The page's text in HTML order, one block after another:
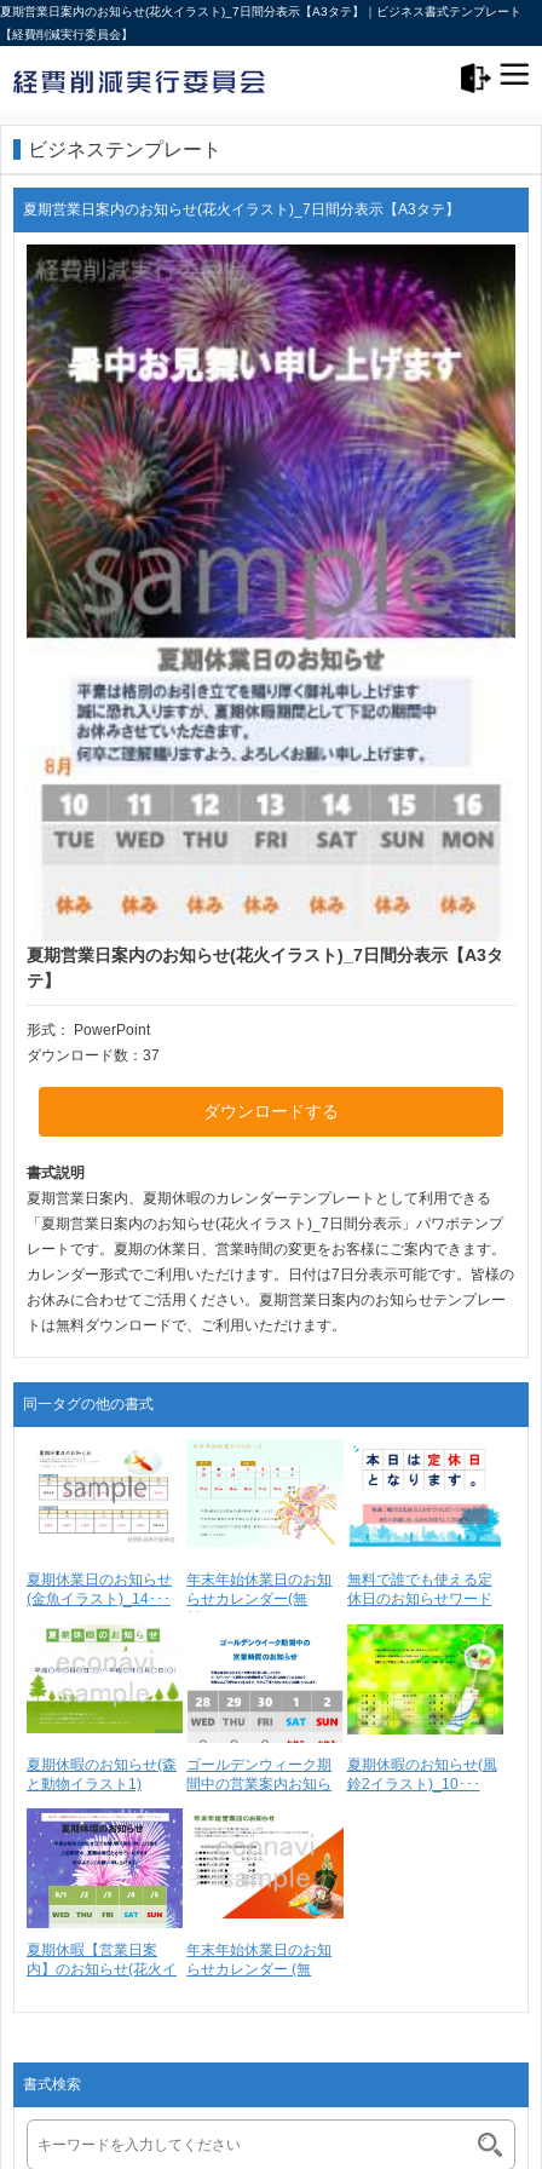
夏期営業日案内のお知らせ(花火イラスト)_7日間分表示【A3タテ】｜ビジネス書式テンプレート
【経費削減実行委員会】
ビジネステンプレート
夏期営業日案内のお知らせ(花火イラスト)_7日間分表示【A3タテ】
夏期営業日案内のお知らせ(花火イラスト)_7日間分表示【A3タ
テ】
形式：
PowerPoint
ダウンロード数：37
ダウンロードする
書式説明
夏期営業日案内、夏期休暇のカレンダーテンプレートとして利用できる
「夏期営業日案内のお知らせ(花火イラスト)_7日間分表示」パワポテンプ
レートです。夏期の休業日、営業時間の変更をお客様にご案内できます。
カレンダー形式でご利用いただけます。日付は7日分表示可能です。皆様の
お休みに合わせてご活用ください。夏期営業日案内のお知らせテンプレー
トは無料ダウンロードで、ご利用いただけます。
同一タグの他の書式
夏期休業日のお知らせ
(金魚イラスト)_14･･･
年末年始休業日のお知
らせカレンダー(無
無料で誰でも使える定
休日のお知らせワード
夏期休暇のお知らせ(森
と動物イラスト1)
ゴールデンウィーク期
間中の営業案内お知ら
夏期休暇のお知らせ(風
鈴2イラスト)_10･･･
夏期休暇【営業日案
内】のお知らせ(花火イ
年末年始休業日のお知
らせカレンダー (無
書式検索